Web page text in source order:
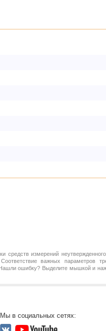
средств измерений
важных параметров
Нашли ошибку? Выделите мышкой и
Мы в социальных сетях: